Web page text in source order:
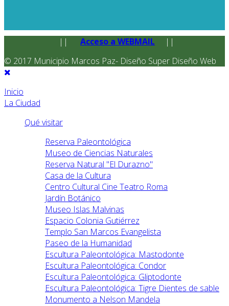
|| Acceso a WEBMAIL
||
© 2017 Municipio Marcos Paz- Diseño Super Diseño Web
Inicio
La Ciudad
Qué visitar
Reserva Paleontológica
Museo de Ciencias Naturales
Reserva Natural "El Durazno"
Casa de la Cultura
Centro Cultural Cine Teatro Roma
Jardín Botánico
Museo Islas Malvinas
Espacio Colonia Gutiérrez
Templo San Marcos Evangelista
Paseo de la Humanidad
Escultura Paleontológica: Mastodonte
Escultura Paleontológica: Condor
Escultura Paleontológica: Gliptodonte
Escultura Paleontológica: Tigre Dientes de sable
Monumento a Nelson Mandela